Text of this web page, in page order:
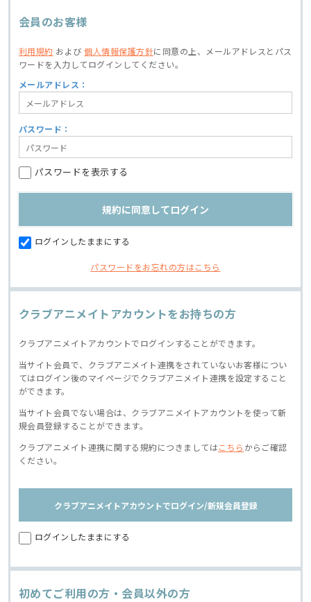
会員のお客様
利用規約 および個人情報保護方針に同意の上、
メールアドレスとパス
ワードを入力してログインしてください。
メールアドレス：
パスワード：
パスワードを表示する
ログインしたままにする
パスワードをお忘れの方はこちら
クラブアニメイトアカウントをお持ちの方
クラブアニメイトアカウントでログインすることができます。
当サイト会員で、クラブアニメイト連携をされていないお客様につい
てはログイン後のマイページでクラブアニメイト連携を設定すること
ができます。
当サイト会員でない場合は、クラブアニメイトアカウントを使って新
規会員登録することができます。
クラブアニメイト連携に関する規約につきましてはこちら からご確認
ください。
クラブアニメイトアカウントでログイン/新規会員登録
ログインしたままにする
初めてご利用の方・会員以外の方